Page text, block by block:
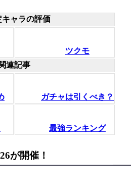
キャラの評価
ツクモ
連記事
ガチャは引くべき？
最強ランキング
が開催！